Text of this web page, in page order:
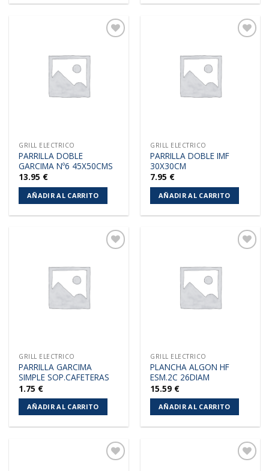
GRILL ELECTRICO
PARRILLA DOBLE
GARCIMA Nº6 45X50CMS
13.95 €
AÑADIR AL CARRITO
GRILL ELECTRICO
PARRILLA DOBLE IMF
30X30CM
7.95 €
AÑADIR AL CARRITO
GRILL ELECTRICO
PARRILLA GARCIMA
SIMPLE SOP.CAFETERAS
1.75 €
AÑADIR AL CARRITO
GRILL ELECTRICO
PLANCHA ALGON HF
ESM.2C 26DIAM
15.59 €
AÑADIR AL CARRITO